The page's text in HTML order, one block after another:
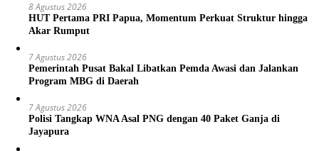
8 Agustus 2026
HUT Pertama PRI Papua, Momentum Perkuat Struktur hingga
Akar Rumput
7 Agustus 2026
Pemerintah Pusat Bakal Libatkan Pemda Awasi dan Jalankan
Program MBG di Daerah
7 Agustus 2026
Polisi Tangkap WNA Asal PNG dengan 40 Paket Ganja di
Jayapura